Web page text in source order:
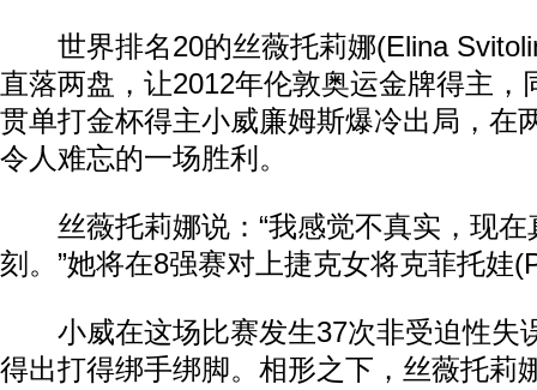
世界排名20的丝薇托莉娜(Elina
直落两盘，让2012年伦敦奥运金牌得主，
贯单打金杯得主小威廉姆斯爆冷出局，在
令人难忘的一场胜利。
丝薇托莉娜说：“我感觉不真实，现在
刻。”她将在8强赛对上捷克女将克菲托娃
小威在这场比赛发生37次非受迫性失
得出打得绑手绑脚。相形之下，丝薇托莉